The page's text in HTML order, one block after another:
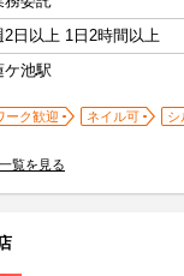
2日以上 1日2時間以上
ケ池駅
ーク歓迎 ネイル可
シ
覧を見る